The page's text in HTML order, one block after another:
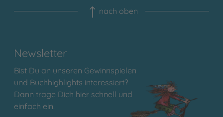
nach oben
Newsletter
Bist Du an unseren Gewinnspielen
und Buchhighlights interessiert?
Dann trage Dich hier schnell und
einfach ein!